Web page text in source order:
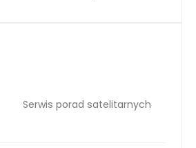
Serwis porad satelitarnych